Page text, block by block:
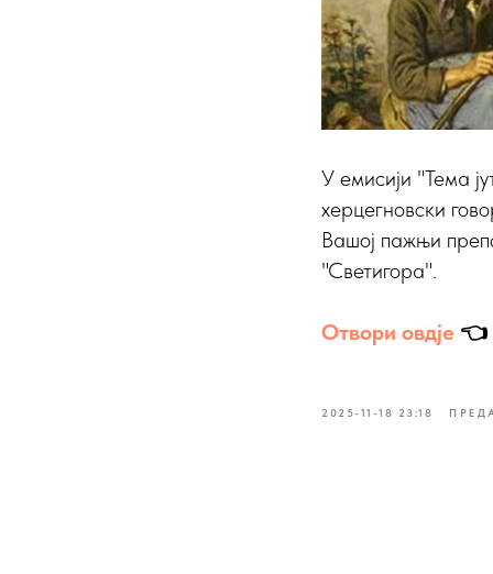
У емисији "Тема
херцегновски
Вашој пажњи
"Светигора".
Отвори овдје 👈
2025-11-18 23:18